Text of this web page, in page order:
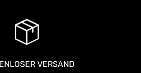
VERSAND